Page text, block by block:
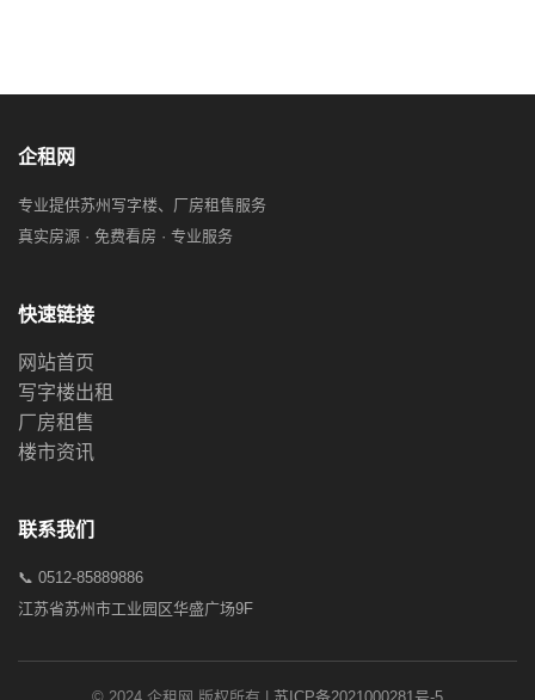
企租网
专业提供苏州写字楼、厂房租售服务
真实房源 · 免费看房 · 专业服务
快速链接
网站首页
写字楼出租
厂房租售
楼市资讯
联系我们
📞 0512-85889886
江苏省苏州市工业园区华盛广场9F